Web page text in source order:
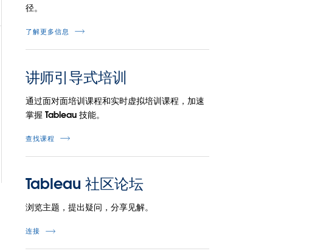
径。
了解更多信息
讲师引导式培训
通过面对面培训课程和实时虚拟培训课程，加速
掌握 Tableau 技能。
查找课程
Tableau 社区论坛
浏览主题，提出疑问，分享见解。
连接